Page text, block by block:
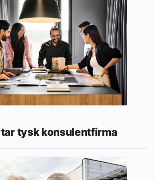
tysk konsulentfirma